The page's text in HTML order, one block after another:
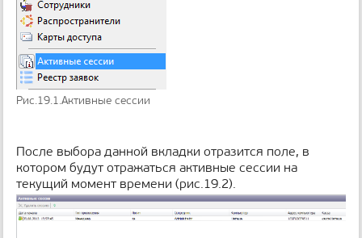
Рис.19.1.Активные сессии
После выбора данной вкладки отразится поле, в
котором будут отражаться активные сессии на
текущий момент времени (рис.19.2).